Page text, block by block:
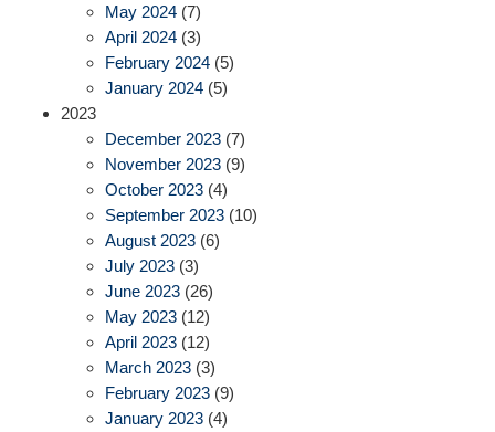
May 2024 (7)
April 2024 (3)
February 2024 (5)
January 2024 (5)
2023
December 2023 (7)
November 2023 (9)
October 2023 (4)
September 2023 (10)
August 2023 (6)
July 2023 (3)
June 2023 (26)
May 2023 (12)
April 2023 (12)
March 2023 (3)
February 2023 (9)
January 2023 (4)